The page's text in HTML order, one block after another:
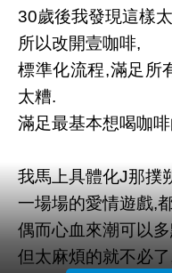
30歲後我發現這樣
所以改開壹咖啡,
標準化流程,滿足所
太糟.
滿足最基本想喝咖
我馬上具體化J那撲
一場場的愛情遊戲,
偶而心血來潮可以
但太麻煩的就不必